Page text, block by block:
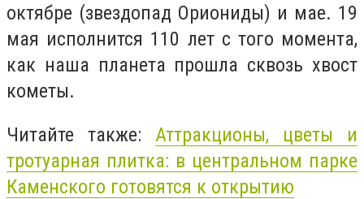
октябре (звездопад Ориониды) и мае. 19
мая исполнится 110 лет с того момента,
как наша планета прошла сквозь хвост
кометы.
Читайте также: Аттракционы, цветы и
тротуарная плитка: в центральном парке
Каменского готовятся к открытию